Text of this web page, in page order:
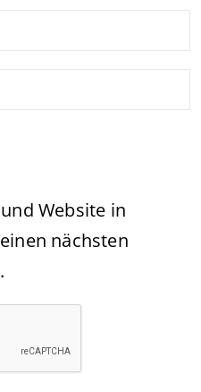
Website in
nächsten